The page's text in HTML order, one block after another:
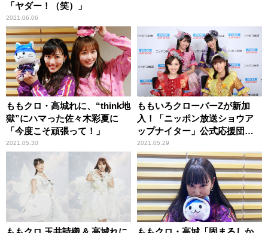
「ヤダー！（笑）」
2021.06.06
ももクロ・高城れに、“think地
獄”にハマった佐々木彩夏に
「今度こそ頑張って！」
2021.05.30
ももいろクローバーZが新加
入！「ニッポン放送ショウア
ップナイター」公式応援団
『チーム・ショウアップ』
2021.05.29